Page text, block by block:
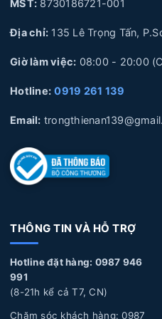
chuyên sâu về Laptop
1. Nguyên nhân và dấu
HP bị hư hỏng
Nguyên nhân làm Pin
Sử dụng không đúng
liên tục trong thời gian
lên, Pin để lâu không sử
Tuổi thọ Pin:Laptop
gian dài, pin sẽ trải qua
đến năng lượng giảm dần,
hưởng đến linh kiện bên
máy.
MST: 8730186721-001
Địa chỉ: 135 Lê Trọng Tấn,
Giờ làm việc: 08:00 - 20:00
Hotline: 0919 261 139
Email:
THÔNG TIN VÀ HỖ TRỢ
Hotline đặt hàng: 0987 946
991
(8-21h kể cả T7, CN)
Chăm sóc khách hàng: 0987